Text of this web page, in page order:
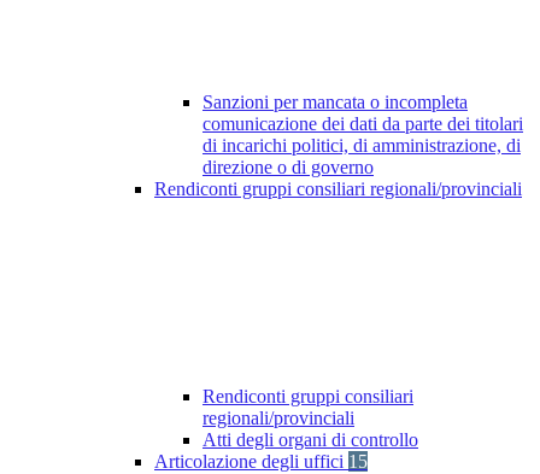
Sanzioni per mancata o incompleta
comunicazione dei dati da parte dei titolari
di incarichi politici, di amministrazione, di
direzione o di governo
Rendiconti gruppi consiliari regionali/provinciali
Rendiconti gruppi consiliari
regionali/provinciali
Atti degli organi di controllo
Articolazione degli uffici 15